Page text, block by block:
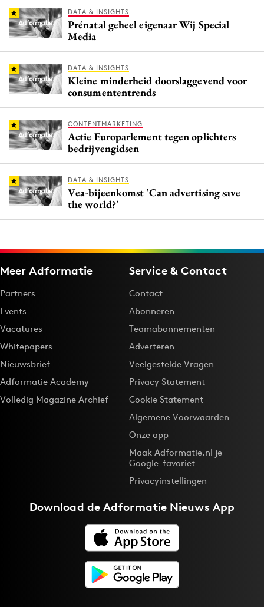
DATA & INSIGHTS
Prénatal geheel eigenaar Wij Special
Media
DATA & INSIGHTS
Kleine minderheid doorslaggevend voor
consumententrends
CONTENTMARKETING
Actie Europarlement tegen oplichters
bedrijvengidsen
DATA & INSIGHTS
Vea-bijeenkomst 'Can advertising save
the world?'
Meer Adformatie
Partners
Events
Vacatures
Whitepapers
Nieuwsbrief
Adformatie Academy
Volledig Magazine Archief
Service & Contact
Contact
Abonneren
Teamabonnementen
Adverteren
Veelgestelde Vragen
Privacy Statement
Cookie Statement
Algemene Voorwaarden
Onze app
Maak Adformatie.nl je
Google-favoriet
Privacyinstellingen
Download deAdformatie Nieuws App